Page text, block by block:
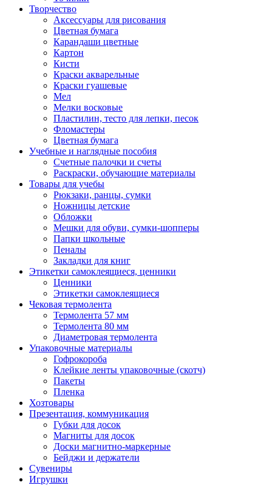
Творчество
Аксессуары для рисования
Цветная бумага
Карандаши цветные
Картон
Кисти
Краски акварельные
Краски гуашевые
Мел
Мелки восковые
Пластилин, тесто для лепки, песок
Фломастеры
Цветная бумага
Учебные и наглядные пособия
Счетные палочки и счеты
Раскраски, обучающие материалы
Товары для учебы
Рюкзаки, ранцы, сумки
Ножницы детские
Обложки
Мешки для обуви, сумки-шопперы
Папки школьные
Пеналы
Закладки для книг
Этикетки самоклеящиеся, ценники
Ценники
Этикетки самоклеящиеся
Чековая термолента
Термолента 57 мм
Термолента 80 мм
Диаметровая термолента
Упаковочные материалы
Гофрокороба
Клейкие ленты упаковочные (скотч)
Пакеты
Пленка
Хозтовары
Презентация, коммуникация
Губки для досок
Магниты для досок
Доски магнитно-маркерные
Бейджи и держатели
Сувениры
Игрушки